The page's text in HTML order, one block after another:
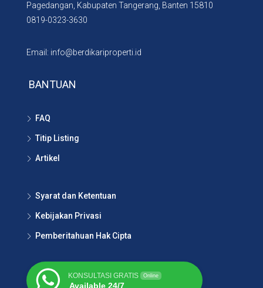
Pagedangan, Kabupaten Tangerang, Banten 15810
0819-0323-3630
Email: info@berdikariproperti.id
BANTUAN
FAQ
Titip Listing
Artikel
Syarat dan Ketentuan
Kebijakan Privasi
Pemberitahuan Hak Cipta
KONSULTASI GRATIS Online
Available 24/7